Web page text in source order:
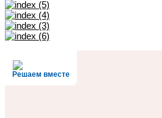
Решаем вместе